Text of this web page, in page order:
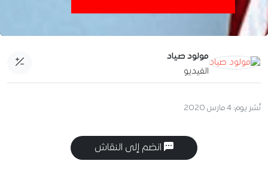
مولود صياد
الفيديو
نُشر يوم: 4 مارس 2020
انضم إلى النقاش